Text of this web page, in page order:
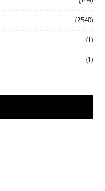
(2540)
(1)
(1)